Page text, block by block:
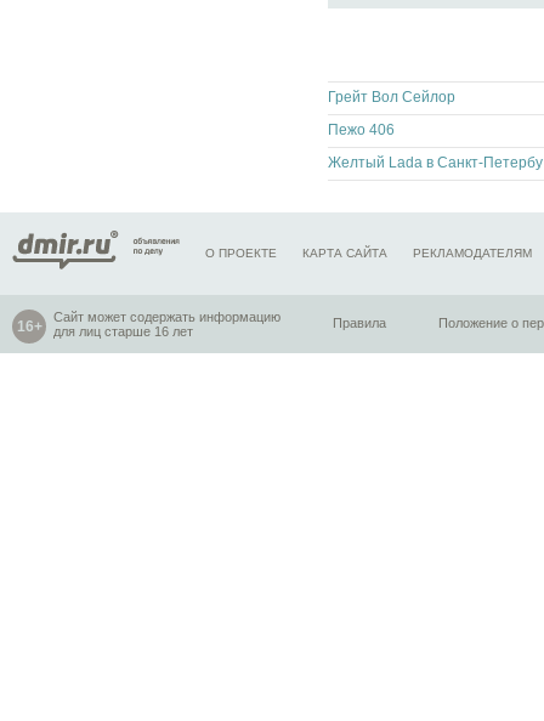
Грейт Вол Сейлор
Пежо 406
О ПРОЕКТЕ КАРТА САЙТА РЕКЛАМОДАТЕЛЯМ
Сайт может содержать информацию
для лиц старше 16 лет
Правила Положение о